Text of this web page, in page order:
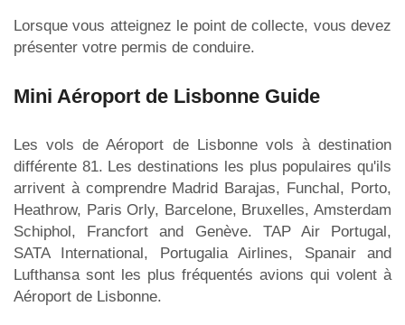
Lorsque vous atteignez le point de collecte, vous devez
présenter votre permis de conduire.
Mini Aéroport de Lisbonne Guide
Les vols de Aéroport de Lisbonne vols à destination
différente 81. Les destinations les plus populaires qu'ils
arrivent à comprendre Madrid Barajas, Funchal, Porto,
Heathrow, Paris Orly, Barcelone, Bruxelles, Amsterdam
Schiphol, Francfort and Genève. TAP Air Portugal,
SATA International, Portugalia Airlines, Spanair and
Lufthansa sont les plus fréquentés avions qui volent à
Aéroport de Lisbonne.